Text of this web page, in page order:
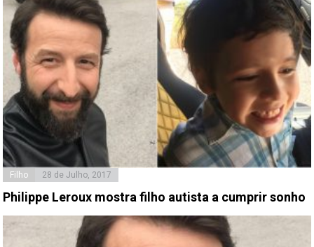
Filho 28 de Julho, 2017
Philippe Leroux mostra filho autista a cumprir sonho